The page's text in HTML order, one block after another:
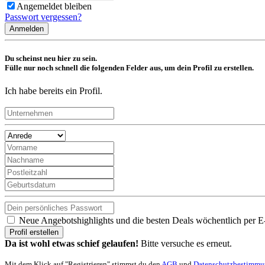
Angemeldet bleiben
Passwort vergessen?
Anmelden
Du scheinst neu hier zu sein.
Fülle nur noch schnell die folgenden Felder aus, um dein Profil zu erstellen.
Ich habe bereits ein Profil.
Neue Angebotshighlights und die besten Deals wöchentlich per
Profil erstellen
Da ist wohl etwas schief gelaufen! Bitte versuche es erneut.